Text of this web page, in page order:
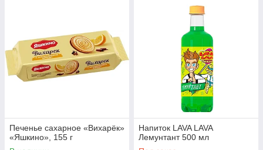
Печенье сахарное «Вихарёк»
«Яшкино», 155 г
Напиток LAVA LAVA
Лемунтант 500 мл